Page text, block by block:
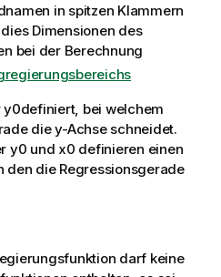
in spitzen Klammern
Dimensionen des
bei der Berechnung
y0definiert, bei welchem
die y-Achse schneidet.
y0 und x0 definieren einen
den die Regressionsgerade
darf keine